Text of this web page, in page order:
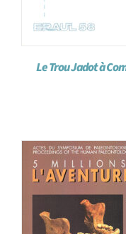
Le Trou Jadot à